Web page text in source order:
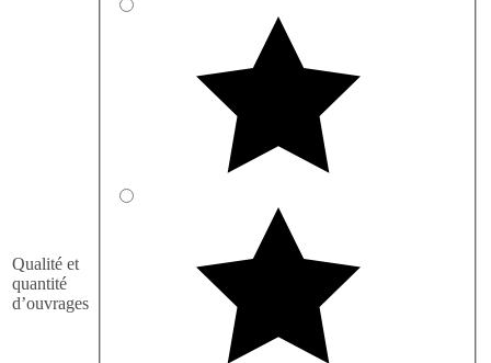
Qualité et
quantité
d’ouvrages